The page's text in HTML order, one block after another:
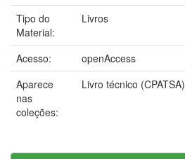
Tipo do
Material:
Livros
Acesso:
openAccess
Aparece
nas
coleções:
Livro técnico (CPATSA)